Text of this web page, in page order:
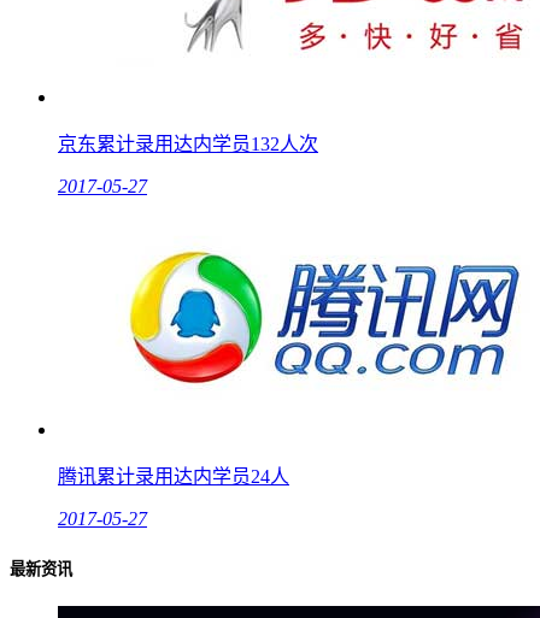
京东累计录用达内学员132人次
2017-05-27
腾讯累计录用达内学员24人
2017-05-27
最新资讯